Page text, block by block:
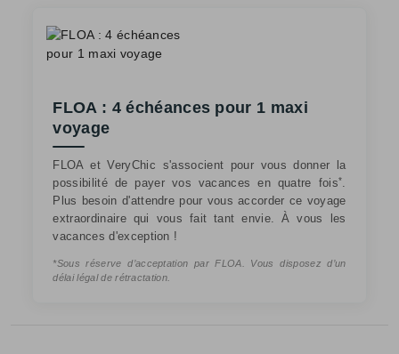
FLOA : 4 échéances pour 1 maxi
voyage
FLOA et VeryChic s'associent pour vous donner la
possibilité de payer vos vacances en quatre fois*.
Plus besoin d'attendre pour vous accorder ce voyage
extraordinaire qui vous fait tant envie. À vous les
vacances d'exception !
*Sous réserve d’acceptation par FLOA. Vous disposez d’un
délai légal de rétractation.